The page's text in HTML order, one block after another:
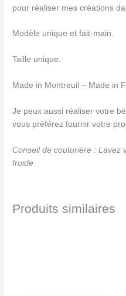
pour réaliser mes créations
Modèle unique et fait-main.
Taille unique.
Made in Montreuil – Made in
Je peux aussi réaliser votre
vous préférez fournir votre
Conseil de couturière : Lavez
froide
Produits similaires